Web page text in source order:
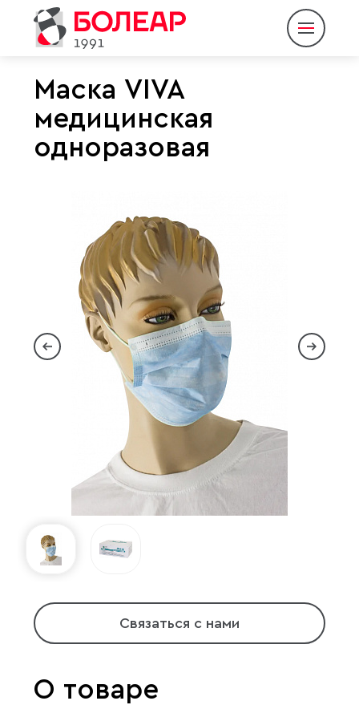
О компании
Продукция
Пресс-центр
Контакты
Rus
Маска VIVA
медицинская
одноразовая
Связаться с нами
О товаре